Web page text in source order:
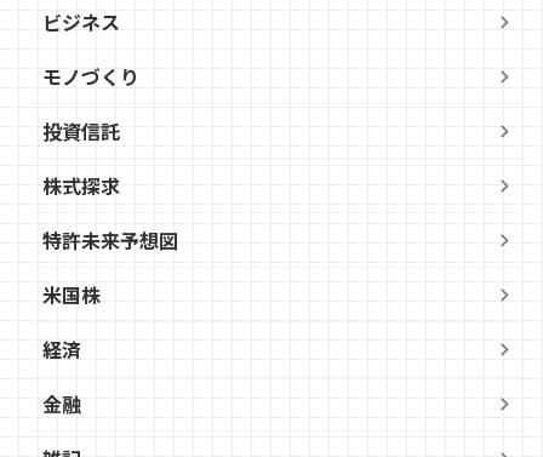
ビジネス
モノづくり
投資信託
株式探求
特許未来予想図
米国株
経済
金融